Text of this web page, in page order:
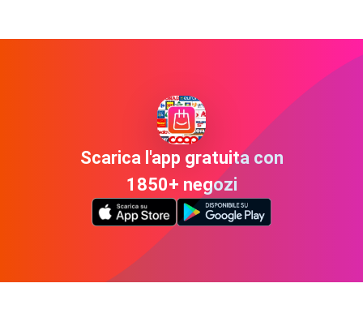
Scarica l'app gratuita con
1850+ negozi